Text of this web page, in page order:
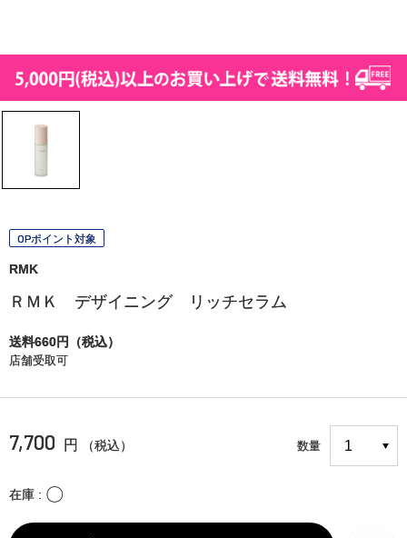
OPポイント対象
RMK
ＲＭＫ デザイニング リッチセラム
送料660円（税込）
店舗受取可
7,700 円 （税込） 数量
在庫 〇